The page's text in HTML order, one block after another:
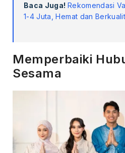
Baca Juga! Rekomendasi
1-4 Juta, Hemat dan
Memperbaiki
Sesama